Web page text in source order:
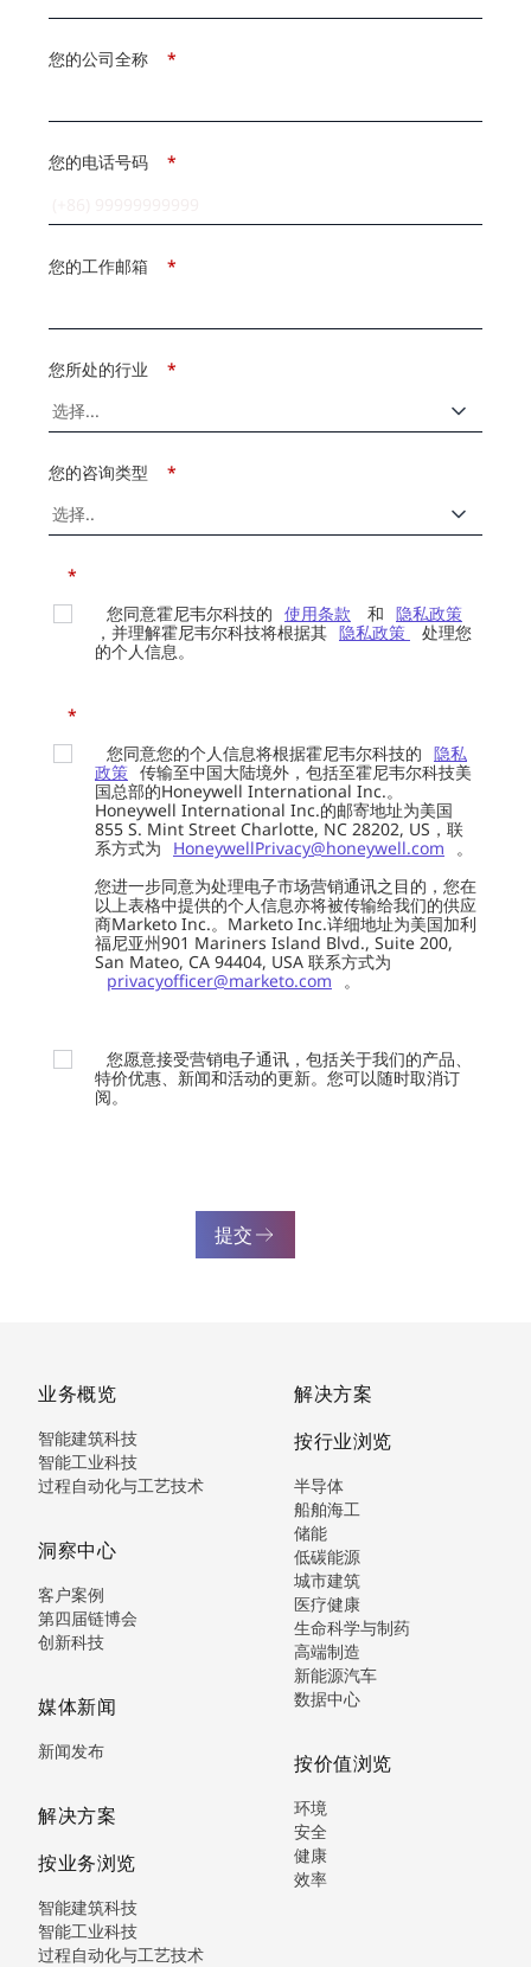
*
您的公司全称
*
您的电话号码
*
您的工作邮箱
*
您所处的行业
*
您的咨询类型
*
您同意霍尼韦尔科技的 使用条款 和 隐私政策
，并理解霍尼韦尔科技将根据其 隐私政策
处理您
的个人信息。
*
您同意您的个人信息将根据霍尼韦尔科技的 隐私
政策 传输至中国大陆境外，包括至霍尼韦尔科技美
国总部的Honeywell International Inc.。
Honeywell International Inc.的邮寄地址为美国
855 S. Mint Street Charlotte, NC 28202, US，联
系方式为
HoneywellPrivacy@honeywell.com
。
您进一步同意为处理电子市场营销通讯之目的，您在
以上表格中提供的个人信息亦将被传输给我们的供应
商Marketo Inc.。Marketo Inc.详细地址为美国加利
福尼亚州901 Mariners Island Blvd., Suite 200,
San Mateo, CA 94404, USA 联系方式为
privacyofficer@marketo.com
。
您愿意接受营销电子通讯，包括关于我们的产品、
特价优惠、新闻和活动的更新。您可以随时取消订
阅。
提交
业务概览
智能建筑科技
智能工业科技
过程自动化与工艺技术
洞察中心
客户案例
第四届链博会
创新科技
媒体新闻
新闻发布
解决方案
按业务浏览
智能建筑科技
智能工业科技
过程自动化与工艺技术
解决方案
按行业浏览
半导体
船舶海工
储能
低碳能源
城市建筑
医疗健康
生命科学与制药
高端制造
新能源汽车
数据中心
按价值浏览
环境
安全
健康
效率